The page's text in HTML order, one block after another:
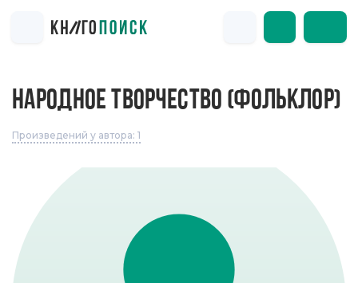
НАРОДНОЕ ТВОРЧЕСТВО (ФОЛЬКЛОР)
Произведений у автора: 1